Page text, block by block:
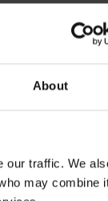
About
our traffic. We
may combine
wellbeing en